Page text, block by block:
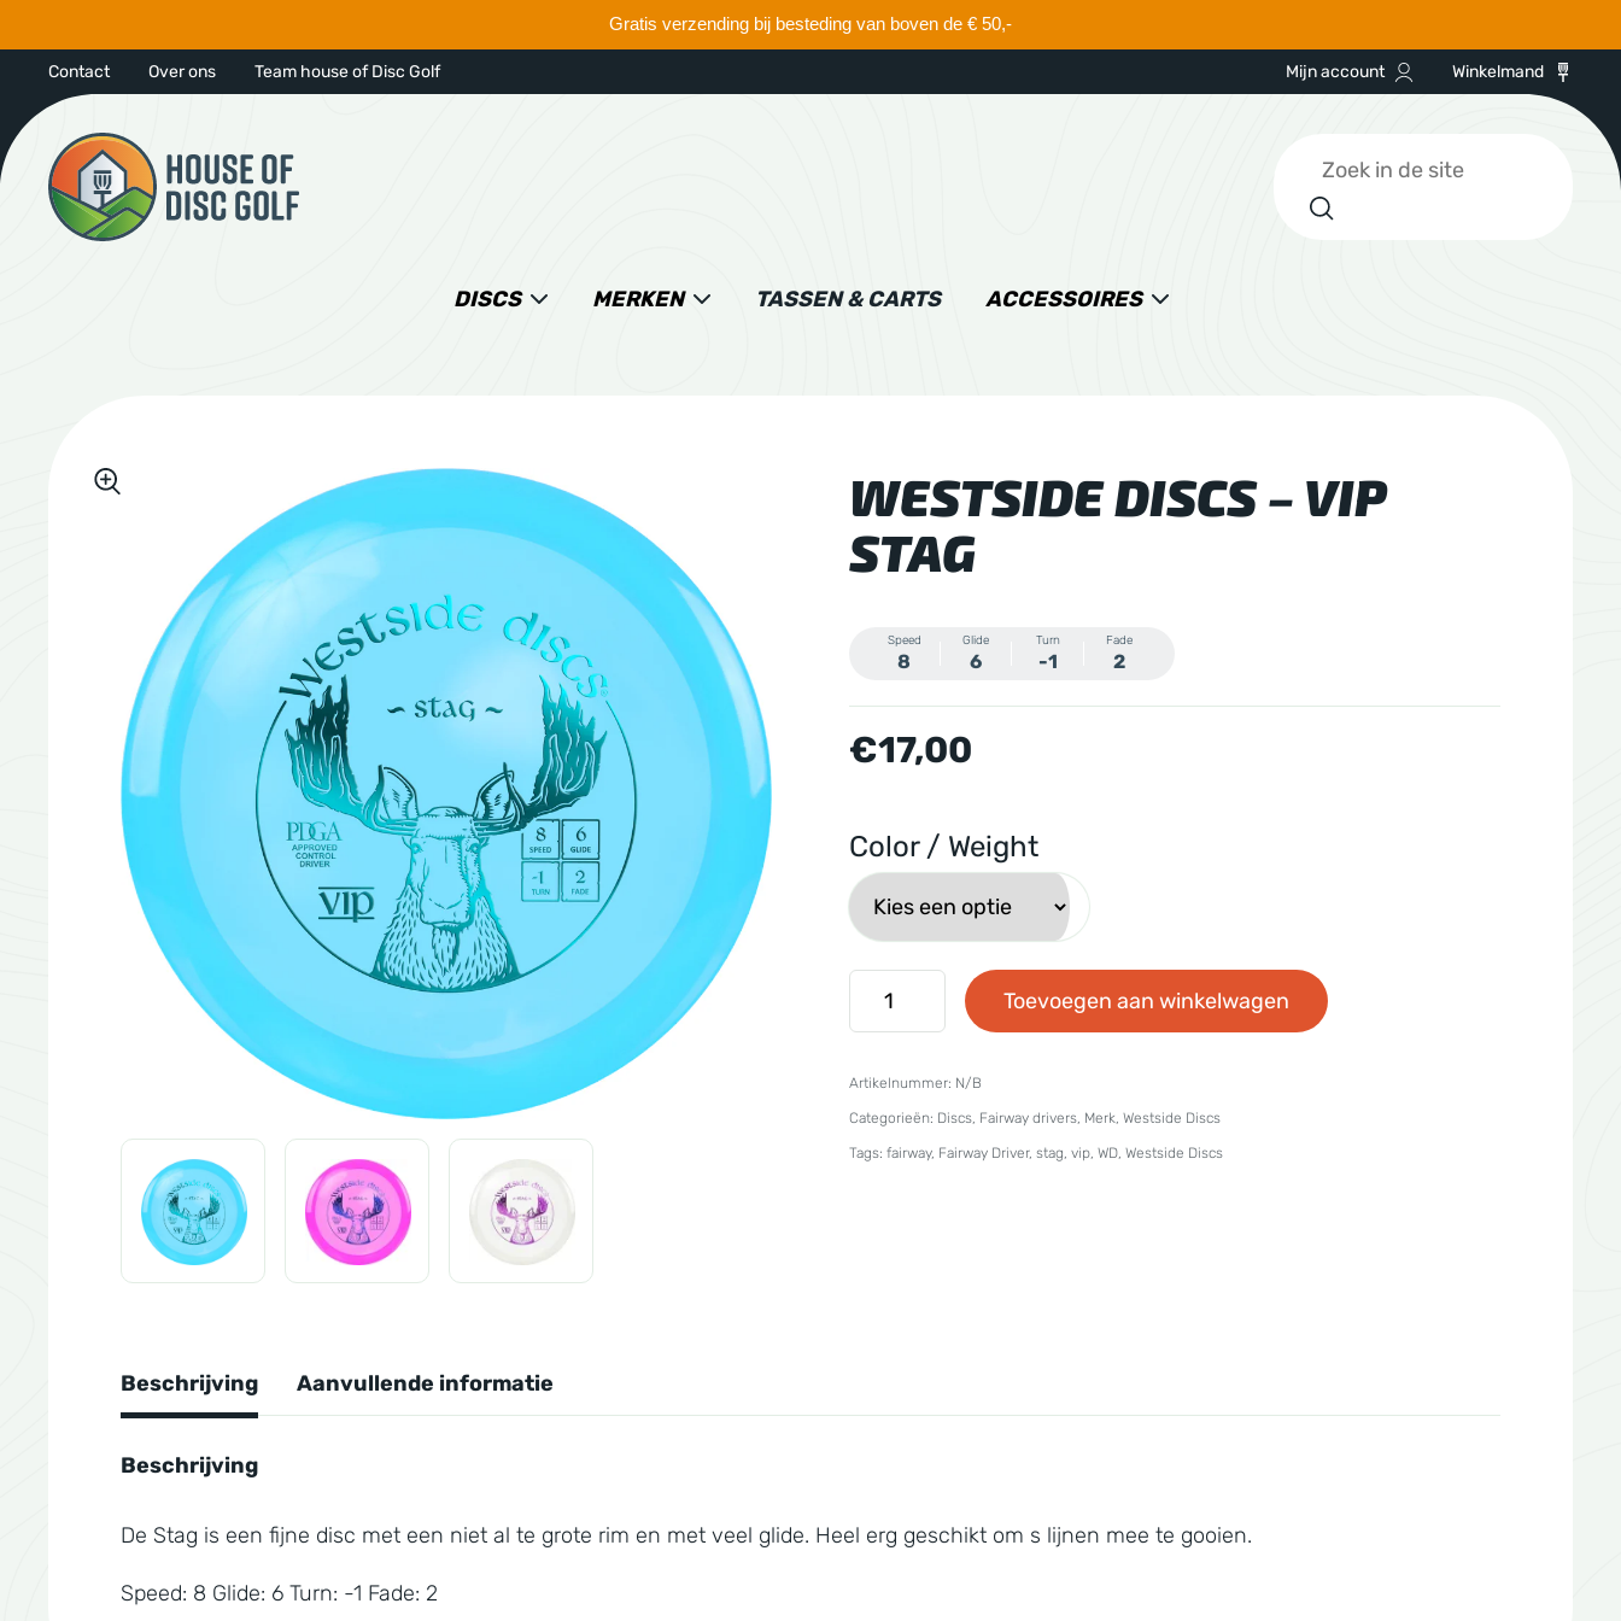
Gratis verzending bij besteding van boven de € 50,-
Contact Over ons Team house of Disc Golf Mijn account Winkelmand
DISCS MERKEN TASSEN & CARTS ACCESSOIRES
Zoeken
WESTSIDE DISCS – VIP
STAG
Speed
8
Glide
6
Turn
-1
Fade
2
€17,00
Color / Weight
Westside
Discs
Stag
Toevoegen aan winkelwagen
Artikelnummer: N/B
Categorieën: Discs, Fairway drivers, Merk, Westside Discs
Tags: fairway, Fairway Driver, stag, vip, WD, Westside Discs
Beschrijving Aanvullende informatie
Beschrijving
De Stag is een fijne disc met een niet al te grote rim en met veel glide. Heel erg geschikt om s lijnen mee te gooien.
Speed: 8 Glide: 6 Turn: -1 Fade: 2